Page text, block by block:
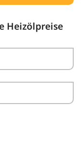
Heizölpreise